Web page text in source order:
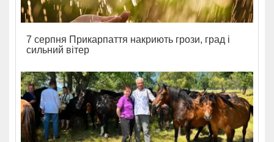
7 серпня Прикарпаття накриють грози, град і
сильний вітер